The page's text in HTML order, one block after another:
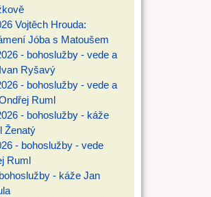
18 (14.7.2002)
Vojtěch Hrouda:
Jóba s Matoušem
- bohoslužby - vede a
Ryšavý
- bohoslužby - vede a
Ruml
- bohoslužby - káže
Ženatý
- bohoslužby - vede
Ruml
- káže Jan